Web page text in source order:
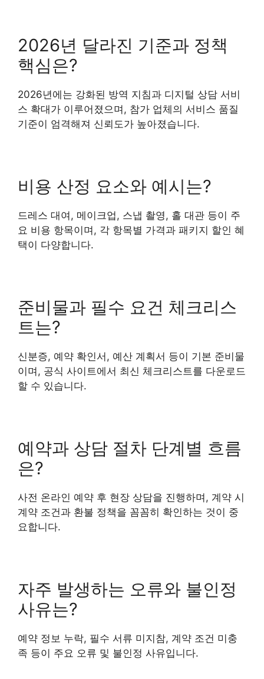
2026년 달라진 기준과 정책
핵심은?
2026년에는 강화된 방역 지침과 디지털 상담 서비
스 확대가 이루어졌으며, 참가 업체의 서비스 품질
기준이 엄격해져 신뢰도가 높아졌습니다.
비용 산정 요소와 예시는?
드레스 대여, 메이크업, 스냅 촬영, 홀 대관 등이 주
요 비용 항목이며, 각 항목별 가격과 패키지 할인 혜
택이 다양합니다.
준비물과 필수 요건 체크리스
트는?
신분증, 예약 확인서, 예산 계획서 등이 기본 준비물
이며, 공식 사이트에서 최신 체크리스트를 다운로드
할 수 있습니다.
예약과 상담 절차 단계별 흐름
은?
사전 온라인 예약 후 현장 상담을 진행하며, 계약 시
계약 조건과 환불 정책을 꼼꼼히 확인하는 것이 중
요합니다.
자주 발생하는 오류와 불인정
사유는?
예약 정보 누락, 필수 서류 미지참, 계약 조건 미충
족 등이 주요 오류 및 불인정 사유입니다.